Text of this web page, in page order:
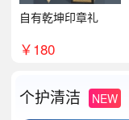
自有乾坤印章礼
￥180
个护清洁 NEW